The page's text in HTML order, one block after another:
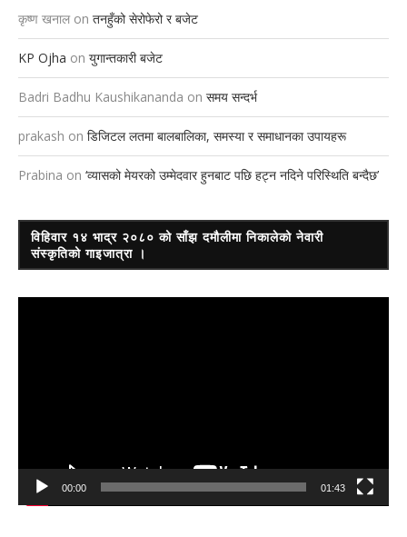
कृष्ण खनाल on तनहुँको सेरोफेरो र बजेट
KP Ojha on युगान्तकारी बजेट
Badri Badhu Kaushikananda on समय सन्दर्भ
prakash on डिजिटल लतमा बालबालिका, समस्या र समाधानका उपायहरू
Prabina on ‘व्यासको मेयरको उम्मेदवार हुनबाट पछि हट्न नदिने परिस्थिति बन्दैछ’
विहिवार १४ भाद्र २०८० को साँझ दमौलीमा निकालेको नेवारी
संस्कृतिको गाइजात्रा ।
00:00 01:43